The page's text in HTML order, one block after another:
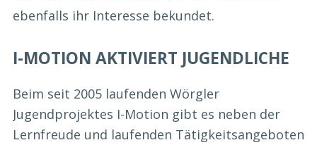
ebenfalls ihr Interesse bekundet.
I-MOTION AKTIVIERT JUGENDLICHE
Beim seit 2005 laufenden Wörgler
Jugendprojektes I-Motion gibt es neben der
Lernfreude und laufenden Tätigkeitsangeboten